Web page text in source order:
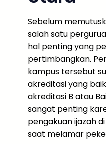
Sebelum
salah satu
hal penting yang
pertimbangkan.
kampus tersebut
akreditasi yang
akreditasi B atau
sangat penting
pengakuan ijazah
saat melamar